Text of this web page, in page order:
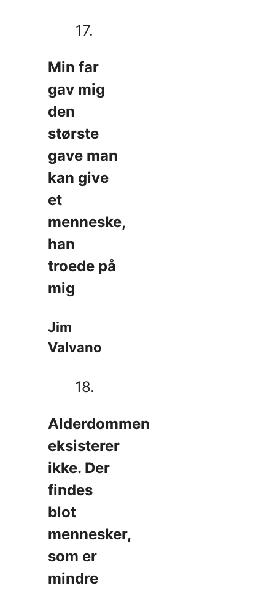
17.
Min far
gav mig
den
største
gave man
kan give
et
menneske,
han
troede på
mig
Jim
Valvano
18.
Alderdommen
eksisterer
ikke. Der
findes
blot
mennesker,
som er
mindre